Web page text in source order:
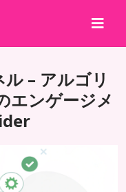
– アルゴリ
エンゲージメ